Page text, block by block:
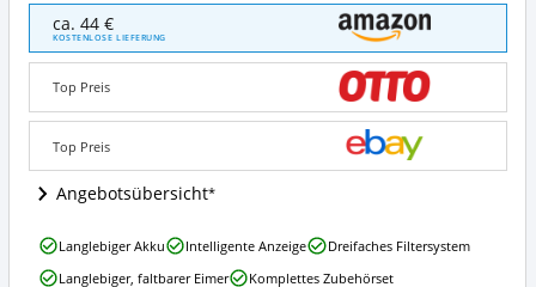
Tragbare
Campingdusche
Angebote:
diese
Campingdusche
erhältlich?
ca. 44 €
KOSTENLOSE LIEFERUNG
Top Preis
Top Preis
Angebotsübersicht
Tragbare
Campingdusche
Langlebiger Akku Intelligente Anzeige
Dreifaches Filtersystem
Langlebiger, faltbarer Eimer
Komplettes Zubehörset